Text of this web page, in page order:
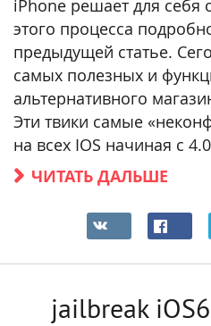
iPhone решает для себя
этого процесса
предыдущей статье.
самых полезных и
альтернативного
Эти твики самые
на всех IOS начиная с
ЧИТАТЬ ДАЛЬШЕ
jailbreak